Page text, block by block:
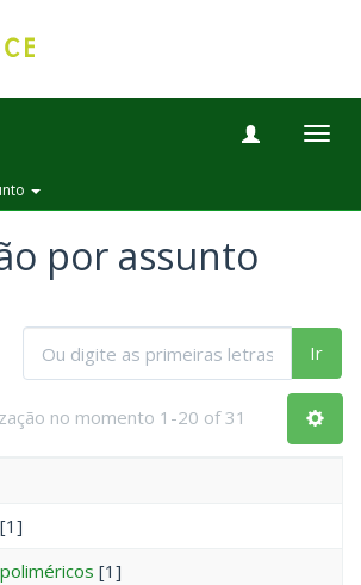
por assunto
Ir
no momento 1-20 of 31
[1]
[1]